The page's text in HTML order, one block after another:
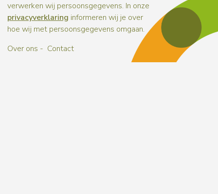
verwerken wij persoonsgegevens. In onze
privacyverklaring informeren wij je over
hoe wij met persoonsgegevens omgaan.
Over ons
Contact